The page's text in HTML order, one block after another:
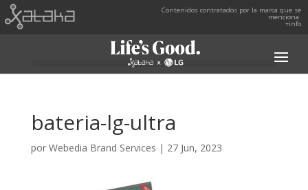
Contenidos contratados por la marca que se
menciona.
+info
bateria-lg-ultra
por Webedia Brand Services | 27 Jun, 2023